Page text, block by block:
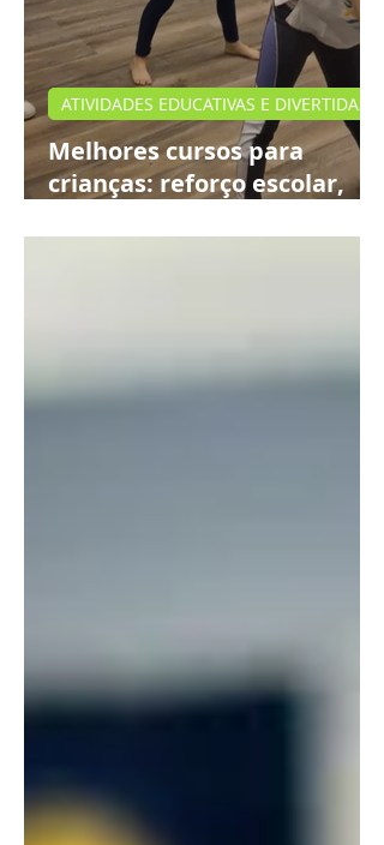
Melhores cursos para
crianças: reforço escolar,
ATIVIDADES EDUCATIVAS E DIVERTIDAS